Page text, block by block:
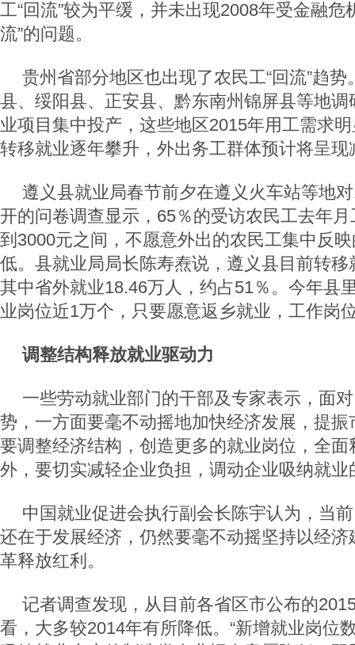
工“回流”较为平缓，并未出现2008年受金融危
流”的问题。
贵州省部分地区也出现了农民工“回流”趋
县、绥阳县、正安县、黔东南州锦屏县等地
业项目集中投产，这些地区2015年用工需求
转移就业逐年攀升，外出务工群体预计将呈现
遵义县就业局春节前夕在遵义火车站等地
开的问卷调查显示，65％的受访农民工去年
到3000元之间，不愿意外出的农民工集中反
低。县就业局局长陈寿焘说，遵义县目前转
其中省外就业18.46万人，约占51％。今年县
业岗位近1万个，只要愿意返乡就业，工作岗
调整结构释放就业驱动力
一些劳动就业部门的干部及专家表示，面
势，一方面要毫不动摇地加快经济发展，提
要调整经济结构，创造更多的就业岗位，全
外，要切实减轻企业负担，调动企业吸纳就业
中国就业促进会执行副会长陈宇认为，当
还在于发展经济，仍然要毫不动摇坚持以经
革释放红利。
记者调查发现，从目前各省区市公布的
看，大多较2014年有所降低。“新增就业岗位